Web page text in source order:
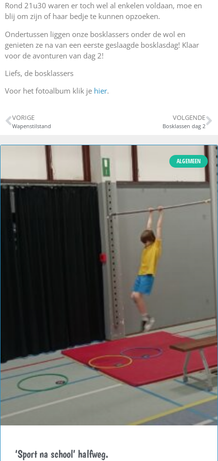
Rond 21u30 waren er toch wel al enkelen voldaan, moe en
blij om zijn of haar bedje te kunnen opzoeken.
Ondertussen liggen onze bosklassers onder de wol en
genieten ze na van een eerste geslaagde bosklasdag! Klaar
voor de avonturen van dag 2!
Liefs, de bosklassers
Voor het fotoalbum klik je hier.
VORIGE
Wapenstilstand
VOLGENDE
Bosklassen dag 2
ALGEMEEN
‘Sport na school’ halfweg.